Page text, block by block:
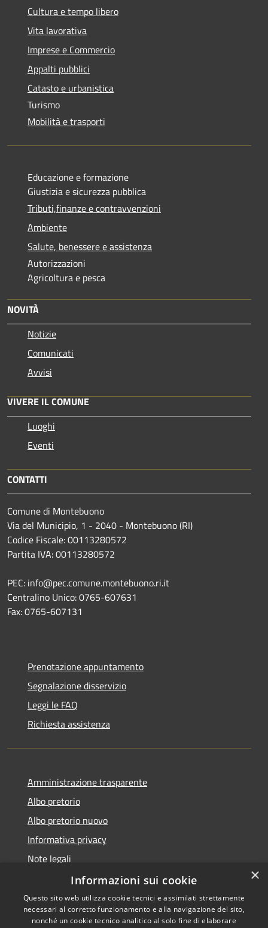
Cultura e tempo libero
Vita lavorativa
Imprese e Commercio
Appalti pubblici
Catasto e urbanistica
Turismo
Mobilità e trasporti
Educazione e formazione
Giustizia e sicurezza pubblica
Tributi,finanze e contravvenzioni
Ambiente
Salute, benessere e assistenza
Autorizzazioni
Agricoltura e pesca
NOVITÀ
Notizie
Comunicati
Avvisi
VIVERE IL COMUNE
Luoghi
Eventi
CONTATTI
Comune di Montebuono
Via del Municipio, 1 - 2040 - Montebuono (RI)
Codice Fiscale: 00113280572
Partita IVA: 00113280572
PEC: info@pec.comune.montebuono.ri.it
Centralino Unico: 0765-607631
Fax: 0765-607131
Prenotazione appuntamento
Segnalazione disservizio
Leggi le FAQ
Richiesta assistenza
Amministrazione trasparente
Albo pretorio
Albo pretorio nuovo
Informativa privacy
Note legali
Dichiarazione di accessibilità
×
Informazioni sui cookie
Questo sito web utilizza cookie tecnici e assimilati strettamente
necessari al corretto funzionamento e alla navigazione del sito,
nonché un cookie tecnico analitico al solo fine di elaborare